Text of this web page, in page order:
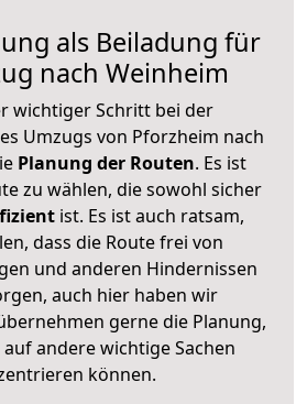
als Beiladung für
nach Weinheim
wichtiger Schritt bei der
Umzugs von Pforzheim nach
Planung der Routen. Es ist
zu wählen, die sowohl sicher
ist. Es ist auch ratsam,
dass die Route frei von
und anderen Hindernissen
auch hier haben wir
gerne die Planung,
andere wichtige Sachen
können.